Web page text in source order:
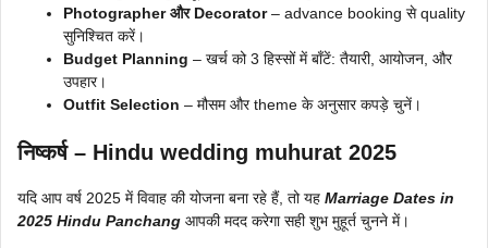
Photographer और Decorator– advance booking से quality
सुनिश्चित करें।
Budget Planning – खर्च को 3 हिस्सों में बाँटें: तैयारी, आयोजन, और
उपहार।
Outfit Selection – मौसम और theme के अनुसार कपड़े चुनें।
निष्कर्ष – Hindu wedding muhurat 2025
यदि आप वर्ष 2025 में विवाह की योजना बना रहे हैं, तो यह Marriage Dates in
2025 Hindu Panchang आपकी मदद करेगा सही शुभ मुहूर्त चुनने में।